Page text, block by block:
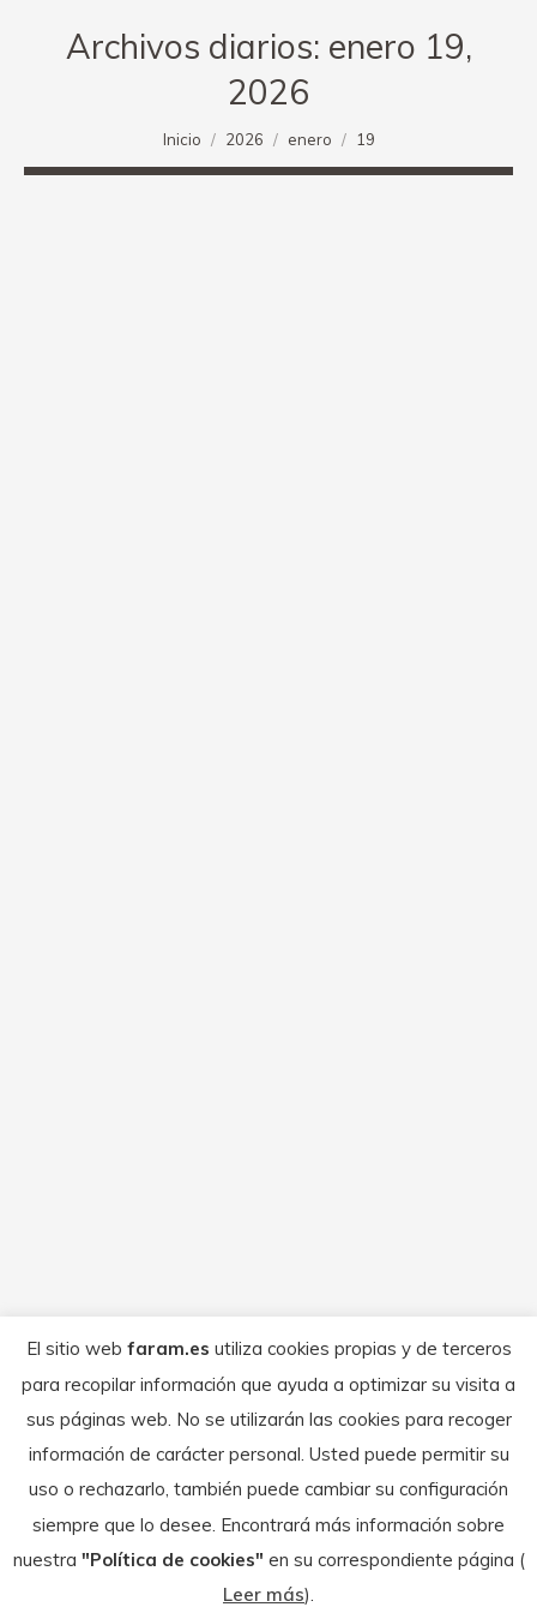
Archivos diarios: enero 19,
2026
Estás aquí:
Inicio 2026 enero 19
de San Vicente» primera prueba
puntuable para el Campeonato de Aragón
de Trial 2026.
© Federación Aragonesa de Motociclismo - 2026
Textos legales
El sitio web faram.es utiliza cookies propias y de terceros
para recopilar información que ayuda a optimizar su visita a
sus páginas web. No se utilizarán las cookies para recoger
información de carácter personal. Usted puede permitir su
uso o rechazarlo, también puede cambiar su configuración
siempre que lo desee. Encontrará más información sobre
nuestra "Política de cookies" en su correspondiente página (
Leer más).